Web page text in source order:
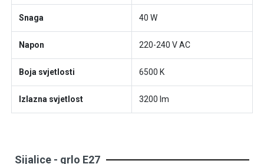
Snaga 40 W
Napon 220-240 V AC
Boja svjetlosti 6500 K
Izlazna svjetlost 3200 lm
Sijalice - grlo E27